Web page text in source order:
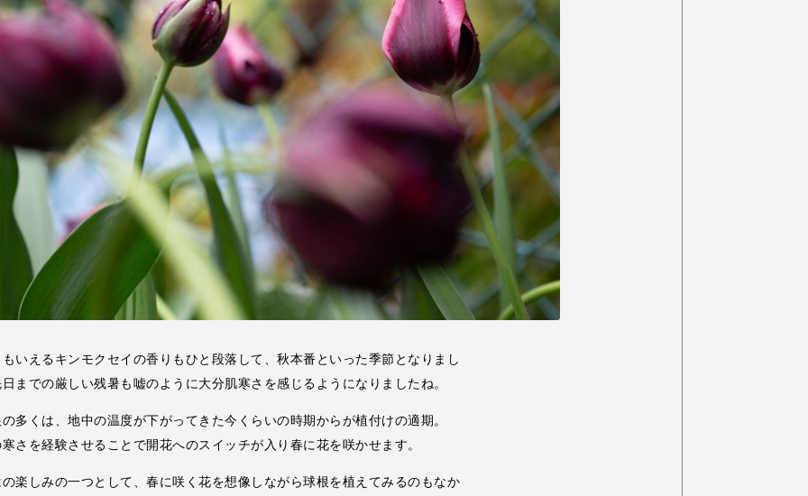
いえるキンモクセイの香りもひと段落して、秋本番といった季節となりまし
までの厳しい残暑も嘘のように大分肌寒さを感じるようになりましたね。
多くは、地中の温度が下がってきた今くらいの時期からが植付けの適期。
さを経験させることで開花へのスイッチが入り春に花を咲かせます。
楽しみの一つとして、春に咲く花を想像しながら球根を植えてみるのもなか